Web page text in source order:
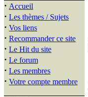
· Accueil
· Les thèmes / Sujets
· Vos liens
· Recommander ce site
· Le Hit du site
· Le forum
· Les membres
· Votre compte membre